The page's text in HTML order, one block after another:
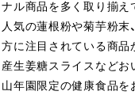
ナル商品を多く取り揃え
人気の蓮根粉や菊芋粉末
方に注目されている商品
産生姜糖スライスなどお
山年園限定の健康食品を